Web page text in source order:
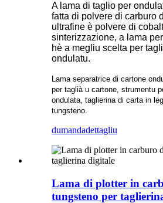
A lama di taglio per
fatta di polvere di carburo
ultrafine è polvere di
sinterizzazione, a lama
hè a megliu scelta per
ondulatu.
Lama separatrice di cartone
per taglià u cartone, strumentu
ondulata, taglierina di carta in
tungsteno.
dumandadettagliu
Lama di plotter in
tungsteno per